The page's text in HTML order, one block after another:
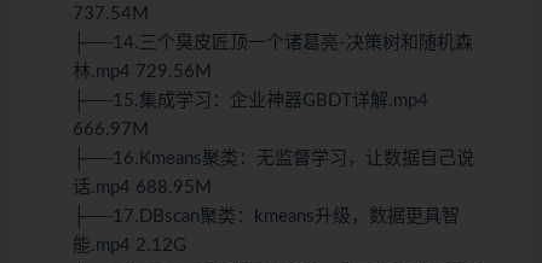
737.54M
├──14.三个臭皮匠顶一个诸葛亮-决策树和随机森
林.mp4 729.56M
├──15.集成学习：企业神器GBDT详解.mp4
666.97M
├──16.Kmeans聚类：无监督学习，让数据自己说
话.mp4 688.95M
├──17.DBscan聚类：kmeans升级，数据更具智
能.mp4 2.12G